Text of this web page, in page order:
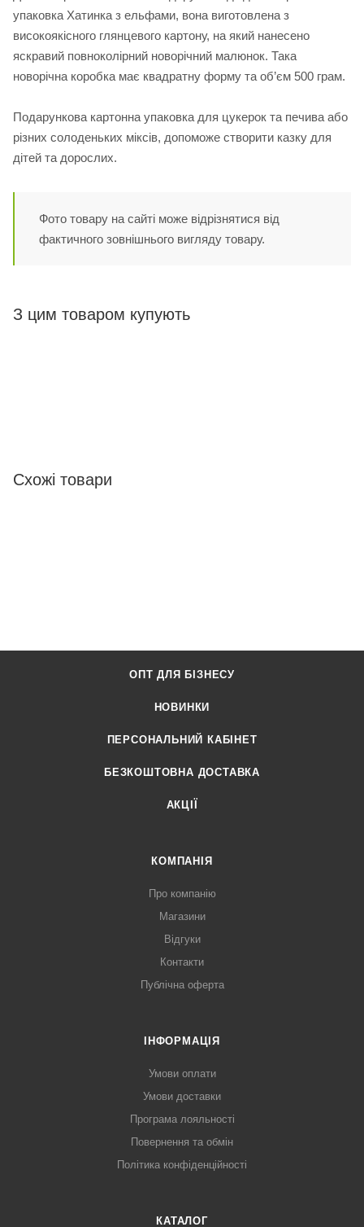
упаковка Хатинка з ельфами, вона виготовлена з
високоякісного глянцевого картону, на який нанесено
яскравий повноколірний новорічний малюнок. Така
новорічна коробка має квадратну форму та об’єм 500 грам.
Подарункова картонна упаковка для цукерок та печива або
різних солоденьких міксів, допоможе створити казку для
дітей та дорослих.
Фото товару на сайті може відрізнятися від
фактичного зовнішнього вигляду товару.
З цим товаром купують
Схожі товари
ОПТ ДЛЯ БІЗНЕСУ
НОВИНКИ
ПЕРСОНАЛЬНИЙ КАБІНЕТ
БЕЗКОШТОВНА ДОСТАВКА
АКЦІЇ
КОМПАНІЯ
Про компанію
Магазини
Відгуки
Контакти
Публічна оферта
ІНФОРМАЦІЯ
Умови оплати
Умови доставки
Програма лояльності
Повернення та обмін
Політика конфіденційності
КАТАЛОГ